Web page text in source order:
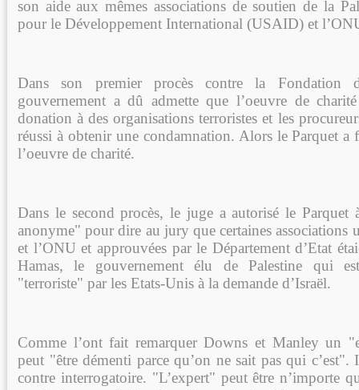
son aide aux mêmes associations de soutien de la
pour le Développement International (USAID) et
Dans son premier procès contre la Fondation
gouvernement a dû admette que l’oeuvre de
donation à des organisations terroristes et les
réussi à obtenir une condamnation. Alors le Parquet a
l’oeuvre de charité.
Dans le second procès, le juge a autorisé le Parquet
anonyme" pour dire au jury que certaines associations
et l’ONU et approuvées par le Département d’Etat
Hamas, le gouvernement élu de Palestine qui
"terroriste" par les Etats-Unis à la demande d’Israël.
Comme l’ont fait remarquer Downs et Manley un
peut "être démenti parce qu’on ne sait pas qui
contre interrogatoire. "L’expert" peut être n’importe